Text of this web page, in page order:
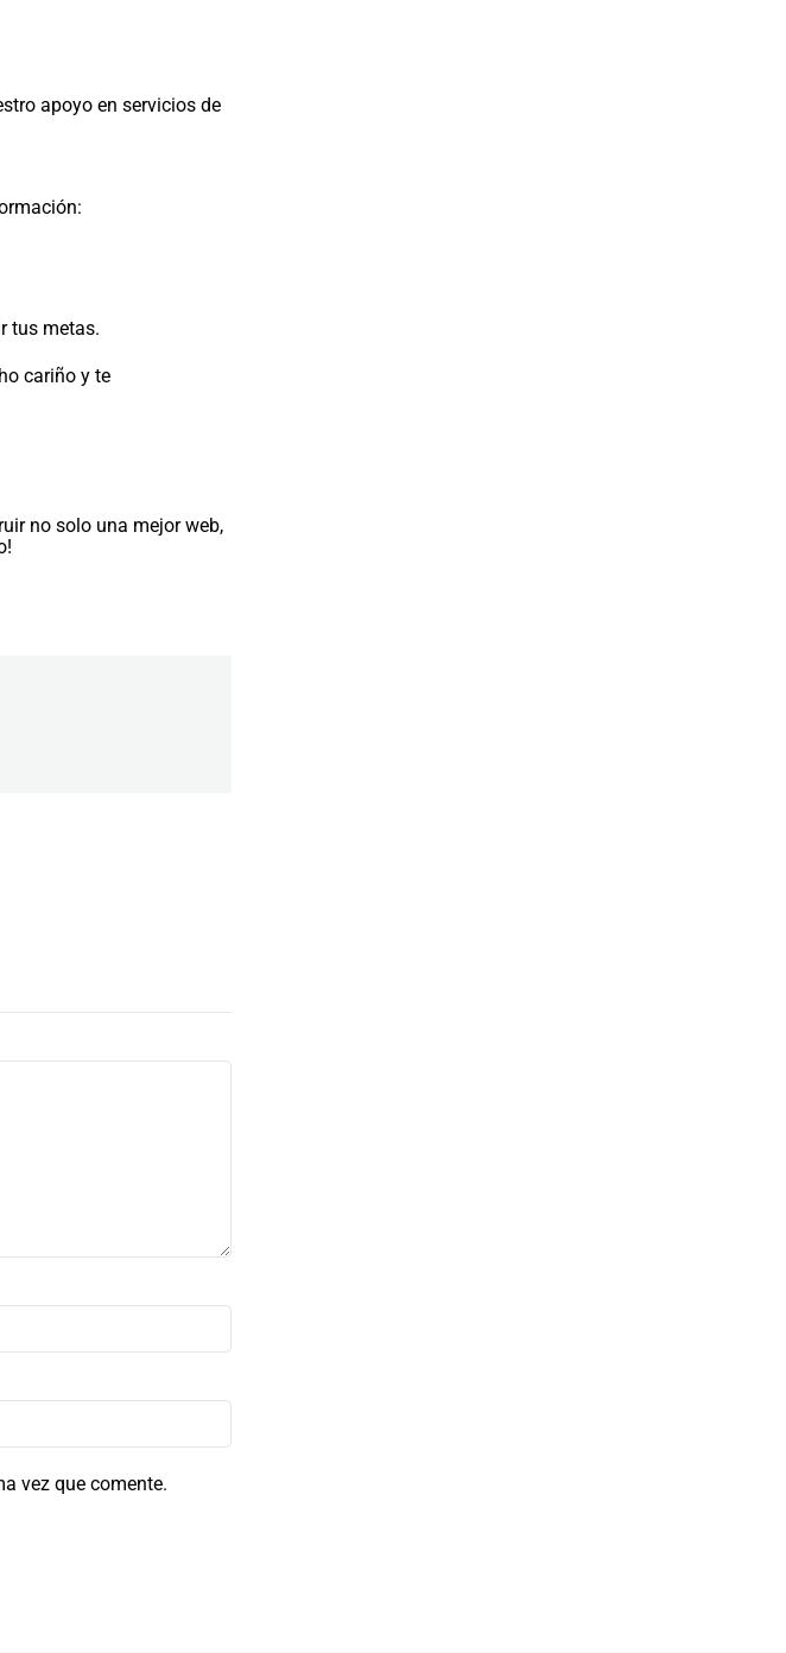
apoyo en servicios de
tus metas.
cariño y te
no solo una mejor web,
vez que comente.